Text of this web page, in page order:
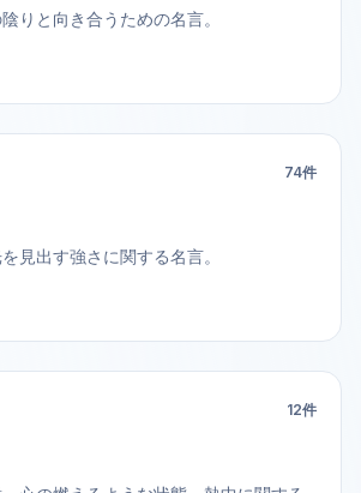
りと向き合うための名言。
74件
見出す強さに関する名言。
12件